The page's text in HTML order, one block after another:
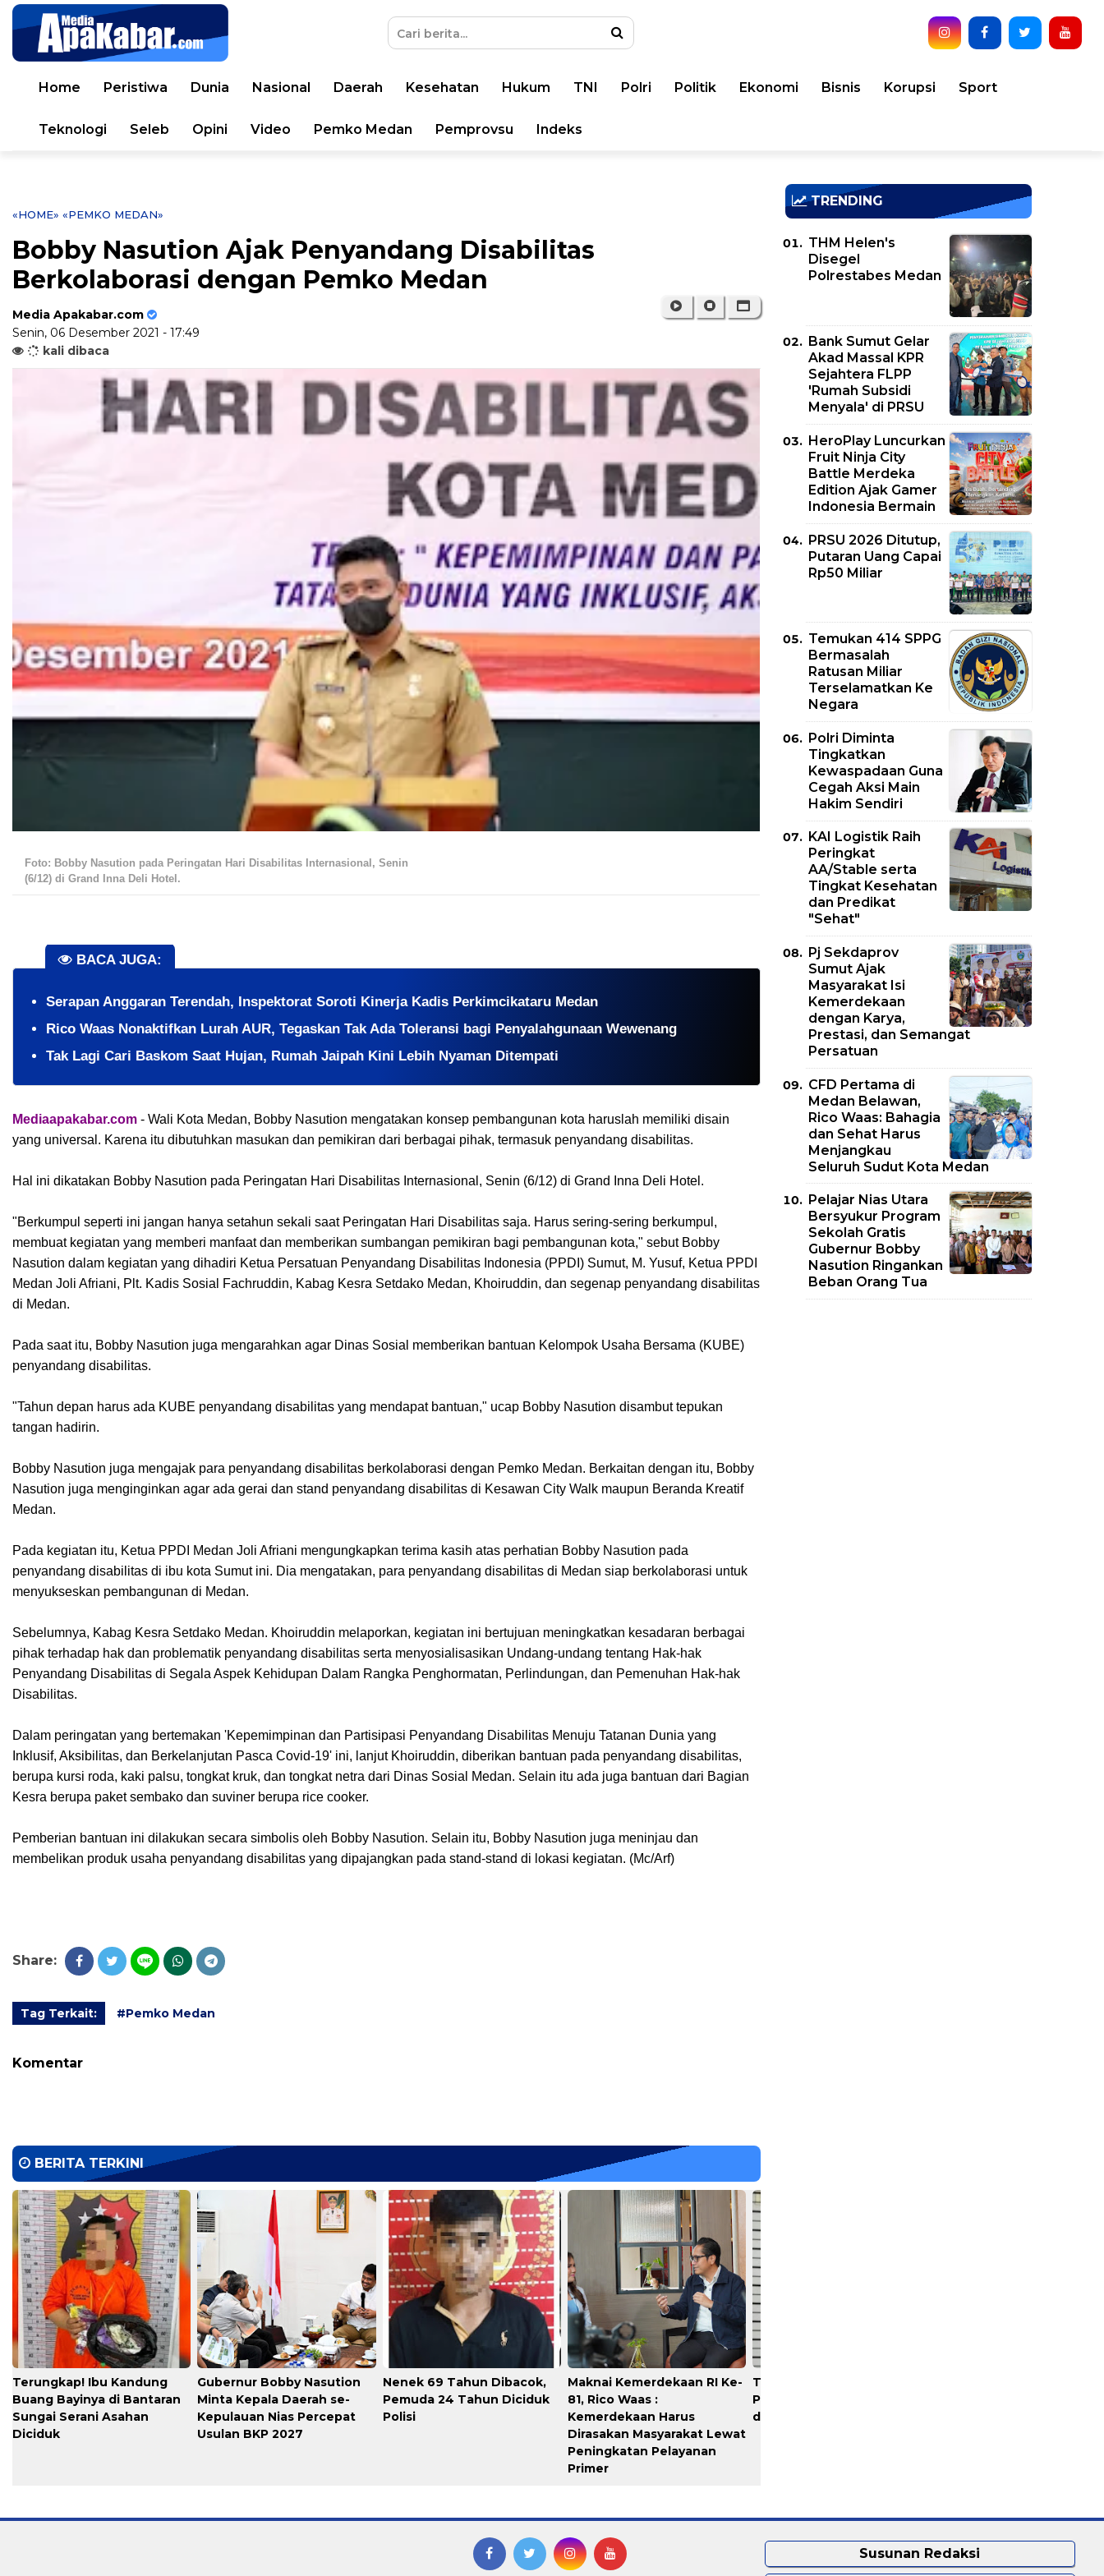
Home Peristiwa Dunia Nasional Daerah Kesehatan Hukum TNI Polri Politik Ekonomi Bisnis Korupsi Sport
Teknologi Seleb Opini Video Pemko Medan Pemprovsu Indeks
«HOME» «PEMKO MEDAN»
Bobby Nasution Ajak Penyandang Disabilitas
Berkolaborasi dengan Pemko Medan
Media Apakabar.com
Senin, 06 Desember 2021 - 17:49
kali dibaca
Foto: Bobby Nasution pada Peringatan Hari Disabilitas Internasional, Senin
(6/12) di Grand Inna Deli Hotel.
BACA JUGA:
Serapan Anggaran Terendah, Inspektorat Soroti Kinerja Kadis Perkimcikataru Medan
Rico Waas Nonaktifkan Lurah AUR, Tegaskan Tak Ada Toleransi bagi Penyalahgunaan Wewenang
Tak Lagi Cari Baskom Saat Hujan, Rumah Jaipah Kini Lebih Nyaman Ditempati
Mediaapakabar.com - Wali Kota Medan, Bobby Nasution mengatakan konsep pembangunan kota haruslah memiliki disain
yang universal. Karena itu dibutuhkan masukan dan pemikiran dari berbagai pihak, termasuk penyandang disabilitas.
Hal ini dikatakan Bobby Nasution pada Peringatan Hari Disabilitas Internasional, Senin (6/12) di Grand Inna Deli Hotel.
"Berkumpul seperti ini jangan hanya setahun sekali saat Peringatan Hari Disabilitas saja. Harus sering-sering berkumpul,
membuat kegiatan yang memberi manfaat dan memberikan sumbangan pemikiran bagi pembangunan kota," sebut Bobby
Nasution dalam kegiatan yang dihadiri Ketua Persatuan Penyandang Disabilitas Indonesia (PPDI) Sumut, M. Yusuf, Ketua PPDI
Medan Joli Afriani, Plt. Kadis Sosial Fachruddin, Kabag Kesra Setdako Medan, Khoiruddin, dan segenap penyandang disabilitas
di Medan.
Pada saat itu, Bobby Nasution juga mengarahkan agar Dinas Sosial memberikan bantuan Kelompok Usaha Bersama (KUBE)
penyandang disabilitas.
"Tahun depan harus ada KUBE penyandang disabilitas yang mendapat bantuan," ucap Bobby Nasution disambut tepukan
tangan hadirin.
Bobby Nasution juga mengajak para penyandang disabilitas berkolaborasi dengan Pemko Medan. Berkaitan dengan itu, Bobby
Nasution juga menginginkan agar ada gerai dan stand penyandang disabilitas di Kesawan City Walk maupun Beranda Kreatif
Medan.
Pada kegiatan itu, Ketua PPDI Medan Joli Afriani mengungkapkan terima kasih atas perhatian Bobby Nasution pada
penyandang disabilitas di ibu kota Sumut ini. Dia mengatakan, para penyandang disabilitas di Medan siap berkolaborasi untuk
menyukseskan pembangunan di Medan.
Sebelumnya, Kabag Kesra Setdako Medan. Khoiruddin melaporkan, kegiatan ini bertujuan meningkatkan kesadaran berbagai
pihak terhadap hak dan problematik penyandang disabilitas serta menyosialisasikan Undang-undang tentang Hak-hak
Penyandang Disabilitas di Segala Aspek Kehidupan Dalam Rangka Penghormatan, Perlindungan, dan Pemenuhan Hak-hak
Disabilitas.
Dalam peringatan yang bertemakan 'Kepemimpinan dan Partisipasi Penyandang Disabilitas Menuju Tatanan Dunia yang
Inklusif, Aksibilitas, dan Berkelanjutan Pasca Covid-19' ini, lanjut Khoiruddin, diberikan bantuan pada penyandang disabilitas,
berupa kursi roda, kaki palsu, tongkat kruk, dan tongkat netra dari Dinas Sosial Medan. Selain itu ada juga bantuan dari Bagian
Kesra berupa paket sembako dan suviner berupa rice cooker.
Pemberian bantuan ini dilakukan secara simbolis oleh Bobby Nasution. Selain itu, Bobby Nasution juga meninjau dan
membelikan produk usaha penyandang disabilitas yang dipajangkan pada stand-stand di lokasi kegiatan. (Mc/Arf)
Share:
Tag Terkait: #Pemko Medan
Komentar
BERITA TERKINI
Terungkap! Ibu Kandung
Buang Bayinya di Bantaran
Sungai Serani Asahan
Diciduk
Gubernur Bobby Nasution
Minta Kepala Daerah se-
Kepulauan Nias Percepat
Usulan BKP 2027
Nenek 69 Tahun Dibacok,
Pemuda 24 Tahun Diciduk
Polisi
Maknai Kemerdekaan RI Ke-
81, Rico Waas :
Kemerdekaan Harus
Dirasakan Masyarakat Lewat
Peningkatan Pelayanan
Primer
Teknisi Hotel Diduga Curi
Pipa AC, Polisi Bekuk Pelaku
di Marelan
TRENDING
THM Helen's
Disegel
Polrestabes Medan
Bank Sumut Gelar
Akad Massal KPR
Sejahtera FLPP
'Rumah Subsidi
Menyala' di PRSU
HeroPlay Luncurkan
Fruit Ninja City
Battle Merdeka
Edition Ajak Gamer
Indonesia Bermain
PRSU 2026 Ditutup,
Putaran Uang Capai
Rp50 Miliar
Temukan 414 SPPG
Bermasalah
Ratusan Miliar
Terselamatkan Ke
Negara
Polri Diminta
Tingkatkan
Kewaspadaan Guna
Cegah Aksi Main
Hakim Sendiri
KAI Logistik Raih
Peringkat
AA/Stable serta
Tingkat Kesehatan
dan Predikat
"Sehat"
Pj Sekdaprov
Sumut Ajak
Masyarakat Isi
Kemerdekaan
dengan Karya,
Prestasi, dan Semangat
Persatuan
CFD Pertama di
Medan Belawan,
Rico Waas: Bahagia
dan Sehat Harus
Menjangkau
Seluruh Sudut Kota Medan
Pelajar Nias Utara
Bersyukur Program
Sekolah Gratis
Gubernur Bobby
Nasution Ringankan
Beban Orang Tua
Susunan Redaksi